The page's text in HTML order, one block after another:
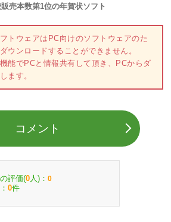
売本数第1位の年賀状ソフト
トウェアはPC向けのソフトウェアのた
ウンロードすることができません。
能でPCと情報共有して頂き、PCからダ
ます。
コメント
評価(0 人)： 0
0件